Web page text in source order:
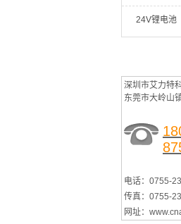
24V锂电池
深圳市艾力特
东莞市大岭山
电话：0755-
传真：0755-
网址：